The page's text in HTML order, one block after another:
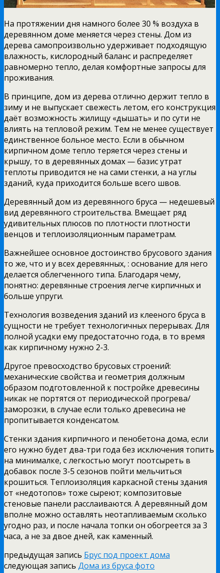
На протяжении дня намного более 30 % воздуха в
деревянном доме меняется через стены. Дом из
дерева самопроизвольно удерживает подходящую
влажность, кислородный баланс и распределяет
равномерно тепло, делая комфортные запросы для
проживания.
В принципе, дом из дерева отлично держит тепло в
зиму и не выпускает свежесть летом, его конструкция
даёт возможность жилищу «дышать» и по сути не
влиять на тепловой режим. Тем не менее существует
единственное больное место. Если в обычном
кирпичном доме тепло теряется через стены и
крышу, то в деревянных домах — базис утрат
теплоты приводится не на сами стенки, а на углы
зданий, куда приходится больше всего швов.
Деревянный дом из деревянного бруса — недешевый
вид деревянного строительства. Вмещает ряд
удивительных плюсов по плотности плотности
венцов и теплоизоляционным параметрам.
Важнейшее основное достоинство брусового здания
то же, что и у всех деревянных, : основание для него
делается облегченного типа. Благодаря чему,
понятно: деревянные строения легче кирпичных и
больше упруги.
Технология возведения зданий из клееного бруса в
сущности не требует технологичных перерывах. Для
полной усадки ему предостаточно года, в то время
как кирпичному нужно 2-3.
Другое превосходство брусовых строений:
механические свойства и геометрия должным
образом подготовленной к постройке древесины
никак не портятся от периодической прогрева/
заморозки, в случае если только древесина не
пропитывается конденсатом.
Стенки здания кирпичного и пенобетона дома, если
его нужно будет два-три года без исключения топить
на минималке, с легкостью могут поотсыреть в
добавок после 3-5 сезонов пойти мельчиться
крошиться. Теплоизоляция каркасной стены здания
от «недотопов» тоже сыреют; композитовые
стеновые панели расслаиваются. А деревянный дом
вполне можно оставлять неотапливаемым сколько
угодно раз, и после начала топки он обогреется за 3
часа, а не за двое дней, как каменный.
предыдущая запись Брус под проект дома
следующая запись Дома из бруса фото